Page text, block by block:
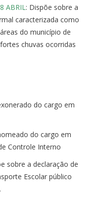
ABRIL: Dispõe sobre a
caracterizada como
do município de
chuvas ocorridas
do cargo em
do cargo em
Controle Interno
sobre a declaração de
Escolar público